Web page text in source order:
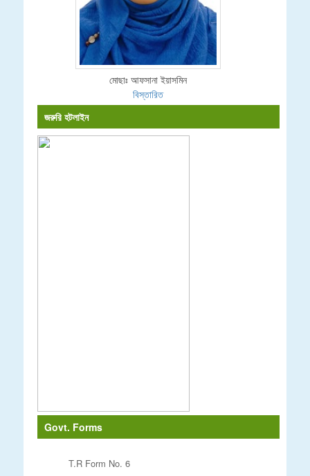
মোছাঃ আফসানা ইয়াসমিন
বিস্তারিত
জরুরি হটলাইন
Govt. Forms
T.R Form No. 6